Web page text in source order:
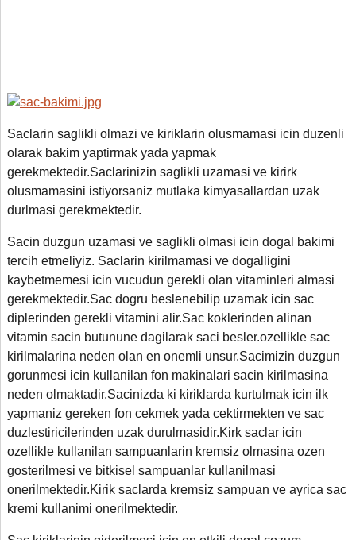
Saclarin saglikli olmazi ve kiriklarin olusmamasi icin duzenli
olarak bakim yaptirmak yada yapmak
gerekmektedir.Saclarinizin saglikli uzamasi ve kirirk
olusmamasini istiyorsaniz mutlaka kimyasallardan uzak
durlmasi gerekmektedir.
Sacin duzgun uzamasi ve saglikli olmasi icin dogal bakimi
tercih etmeliyiz. Saclarin kirilmamasi ve dogalligini
kaybetmemesi icin vucudun gerekli olan vitaminleri almasi
gerekmektedir.Sac dogru beslenebilip uzamak icin sac
diplerinden gerekli vitamini alir.Sac koklerinden alinan
vitamin sacin butunune dagilarak saci besler.ozellikle sac
kirilmalarina neden olan en onemli unsur.Sacimizin duzgun
gorunmesi icin kullanilan fon makinalari sacin kirilmasina
neden olmaktadir.Sacinizda ki kiriklarda kurtulmak icin ilk
yapmaniz gereken fon cekmek yada cektirmekten ve sac
duzlestiricilerinden uzak durulmasidir.Kirk saclar icin
ozellikle kullanilan sampuanlarin kremsiz olmasina ozen
gosterilmesi ve bitkisel sampuanlar kullanilmasi
onerilmektedir.Kirik saclarda kremsiz sampuan ve ayrica sac
kremi kullanimi onerilmektedir.